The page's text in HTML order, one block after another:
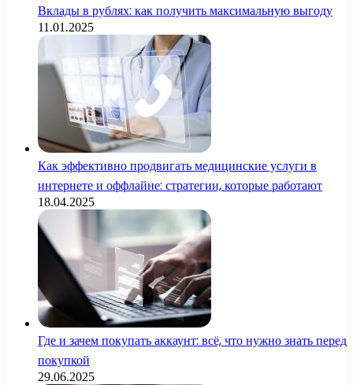
Вклады в рублях: как получить максимальную выгоду
11.01.2025
Как эффективно продвигать медицинские услуги в
интернете и оффлайне: стратегии, которые работают
18.04.2025
Где и зачем покупать аккаунт: всё, что нужно знать перед
покупкой
29.06.2025